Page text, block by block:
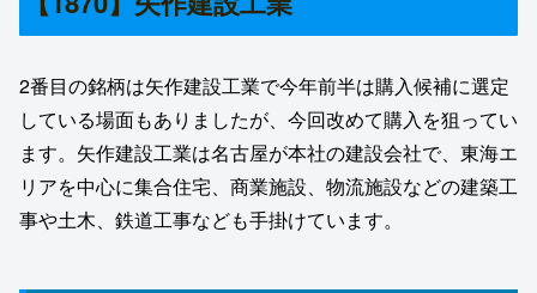
2番目の銘柄は矢作建設工業で今年前半は購入候補に選定
している場面もありましたが、今回改めて購入を狙ってい
ます。矢作建設工業は名古屋が本社の建設会社で、東海エ
リアを中心に集合住宅、商業施設、物流施設などの建築工
事や土木、鉄道工事なども手掛けています。